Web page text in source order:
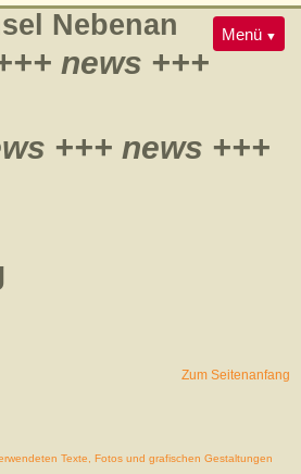
Nebenan Menü
Galerie
Jobs
news +++
+++ news +++
Zum Seitenanfang
Texte, Fotos und grafischen Gestaltungen